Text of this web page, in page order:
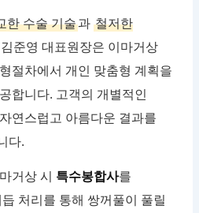
한 수술 기술과철저한
준영 대표원장은 이마거상
절차에서 개인 맞춤형 계획을
합니다. 고객의 개별적인
연스럽고 아름다운 결과를
다.
거상 시 특수봉합사를
처리를 통해 쌍꺼풀이 풀릴